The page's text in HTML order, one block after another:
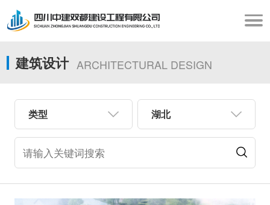
建筑设计 ARCHITECTURAL DESIGN
类型 湖北